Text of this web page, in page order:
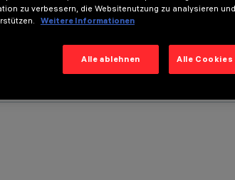
zu verbessern, die Websitenutzung zu analysieren
Weitere Informationen
Alle ablehnen Alle